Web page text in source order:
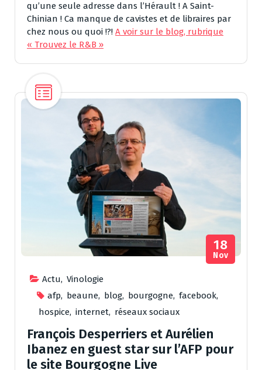
qu’une seule adresse dans l’Hérault ! A Saint-
Chinian ! Ca manque de cavistes et de libraires par
chez nous ou quoi !?! A voir sur le blog, rubrique
« Trouvez le R&B »
Actu, Vinologie
afp, beaune, blog, bourgogne, facebook,
hospice, internet, réseaux sociaux
18
Nov
François Desperriers et Aurélien
Ibanez en guest star sur l’AFP pour
le site Bourgogne Live